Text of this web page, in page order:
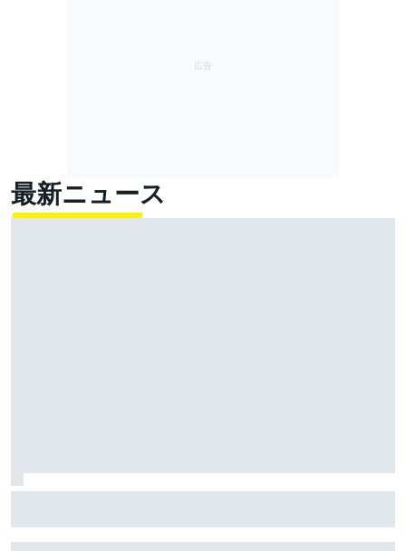
最新ニュース
い。ライバルは違う」